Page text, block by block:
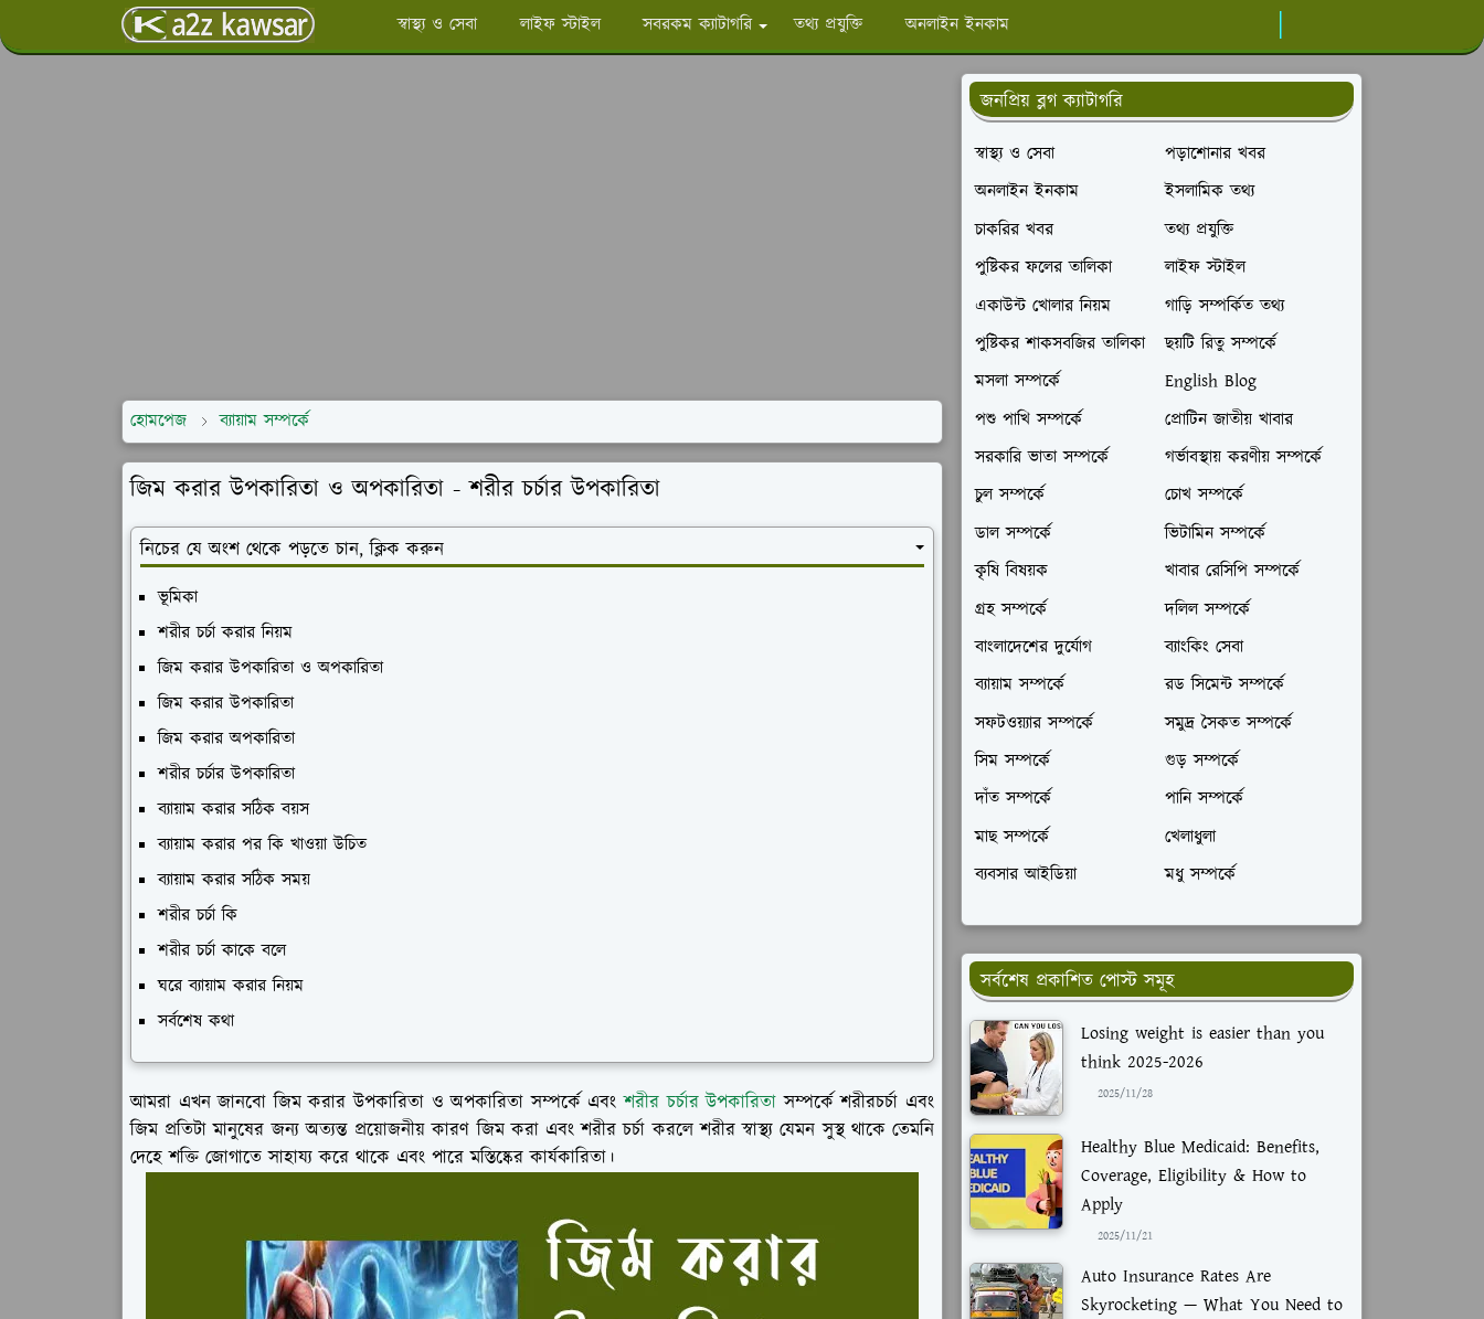
স্বাস্থ্য ও সেবা লাইফ স্টাইল সবরকম ক্যাটাগরি তথ্য প্রযুক্তি অনলাইন ইনকাম
হোমপেজ ব্যায়াম সম্পর্কে
জিম করার উপকারিতা ও অপকারিতা - শরীর চর্চার উপকারিতা
নিচের যে অংশ থেকে পড়তে চান, ক্লিক করুন
ভূমিকা
শরীর চর্চা করার নিয়ম
জিম করার উপকারিতা ও অপকারিতা
জিম করার উপকারিতা
জিম করার অপকারিতা
শরীর চর্চার উপকারিতা
ব্যায়াম করার সঠিক বয়স
ব্যায়াম করার পর কি খাওয়া উচিত
ব্যায়াম করার সঠিক সময়
শরীর চর্চা কি
শরীর চর্চা কাকে বলে
ঘরে ব্যায়াম করার নিয়ম
সর্বশেষ কথা
আমরা এখন জানবো জিম করার উপকারিতা ও অপকারিতা সম্পর্কে এবংশরীর চর্চার উপকারিতা সম্পর্কে শরীরচর্চা এবং
জিম প্রতিটা মানুষের জন্য অত্যন্ত প্রয়োজনীয় কারণ জিম করা এবং শরীর চর্চা করলে শরীর স্বাস্থ্য যেমন সুস্থ থাকে তেমনি
দেহে শক্তি জোগাতে সাহায্য করে থাকে এবং পারে মস্তিষ্কের কার্যকারিতা।
জনপ্রিয় ব্লগ ক্যাটাগরি
স্বাস্থ্য ও সেবা
পড়াশোনার খবর
অনলাইন ইনকাম
ইসলামিক তথ্য
চাকরির খবর
তথ্য প্রযুক্তি
পুষ্টিকর ফলের তালিকা
লাইফ স্টাইল
একাউন্ট খোলার নিয়ম
গাড়ি সম্পর্কিত তথ্য
পুষ্টিকর শাকসবজির তালিকা
ছয়টি রিতু সম্পর্কে
মসলা সম্পর্কে
English Blog
পশু পাখি সম্পর্কে
প্রোটিন জাতীয় খাবার
সরকারি ভাতা সম্পর্কে
গর্ভাবস্থায় করণীয় সম্পর্কে
চুল সম্পর্কে
চোখ সম্পর্কে
ডাল সম্পর্কে
ভিটামিন সম্পর্কে
কৃষি বিষয়ক
খাবার রেসিপি সম্পর্কে
গ্রহ সম্পর্কে
দলিল সম্পর্কে
বাংলাদেশের দুর্যোগ
ব্যাংকিং সেবা
ব্যায়াম সম্পর্কে
রড সিমেন্ট সম্পর্কে
সফটওয়্যার সম্পর্কে
সমুদ্র সৈকত সম্পর্কে
সিম সম্পর্কে
গুড় সম্পর্কে
দাঁত সম্পর্কে
পানি সম্পর্কে
মাছ সম্পর্কে
খেলাধুলা
ব্যবসার আইডিয়া
মধু সম্পর্কে
সর্বশেষ প্রকাশিত পোস্ট সমূহ
Losing weight is easier than you
think 2025-2026
2025/11/28
Healthy Blue Medicaid: Benefits,
Coverage, Eligibility & How to
Apply
2025/11/21
Auto Insurance Rates Are
Skyrocketing — What You Need to